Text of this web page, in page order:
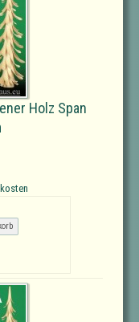
Holz Span